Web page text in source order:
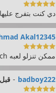

دي كنت بتفرج عليها
Akal12345

ممكن تنزلو لعبه Blair witch اللعبه جاهزه ليه ما تنزلها على هاذ الموقع wifi4games
badboy222
-
